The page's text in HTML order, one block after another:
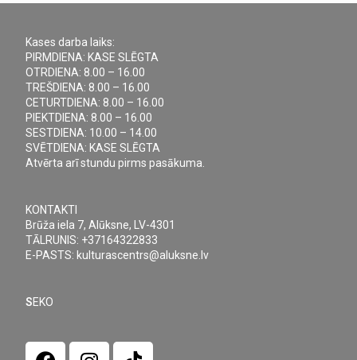
Kases darba laiks:
PIRMDIENA: KASE SLĒGTA
OTRDIENA: 8.00 – 16.00
TREŠDIENA: 8.00 – 16.00
CETURTDIENA: 8.00 – 16.00
PIEKTDIENA: 8.00 – 16.00
SESTDIENA: 10.00 – 14.00
SVĒTDIENA: KASE SLĒGTA
Atvērta arī stundu pirms pasākuma.
KONTAKTI
Brūža iela 7, Alūksne, LV-4301
TĀLRUNIS: +37164322833
E-PASTS: kulturascentrs@aluksne.lv
SEKO